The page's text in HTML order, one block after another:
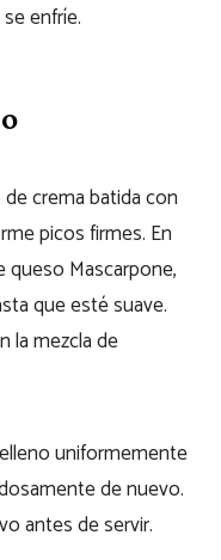
enfríe.
crema batida con
picos firmes. En
Mascarpone,
que esté suave.
la mezcla de
uniformemente
de nuevo.
antes de servir.